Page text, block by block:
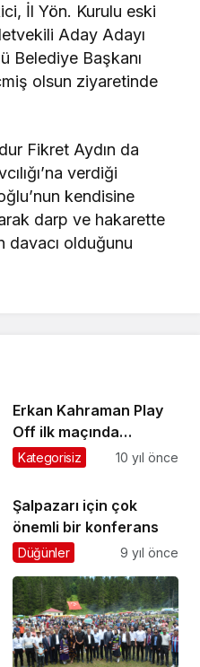
İl Yön. Kurulu eski
Aday Adayı
Belediye Başkanı
olsun ziyaretinde
Fikret Aydın da
verdiği
kendisine
darp ve hakarette
davacı olduğunu
Erkan Kahraman Play
Off ilk maçında
sakatlandı
Kategorisiz 10 yıl önce
Şalpazarı için çok
önemli bir konferans
Düğünler 9 yıl önce